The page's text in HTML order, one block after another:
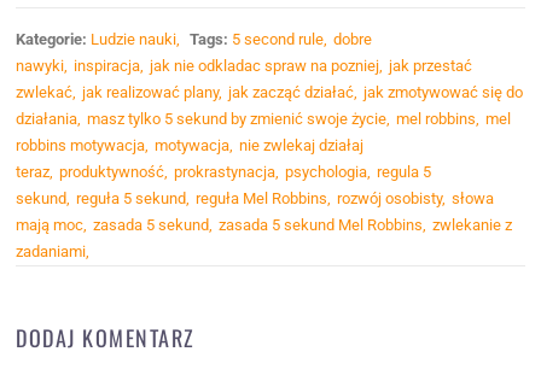
Kategorie: Ludzie nauki Tags: 5 second rule dobre
nawyki inspiracja jak nie odkladac spraw na pozniej jak przestać
zwlekać jak realizować plany jak zacząć działać jak zmotywować się do
działania masz tylko 5 sekund by zmienić swoje życie mel robbins
mel
robbins motywacja motywacja nie zwlekaj działaj
teraz produktywność prokrastynacja psychologia regula 5
sekund reguła 5 sekund reguła Mel Robbins rozwój osobisty słowa
mają moc zasada 5 sekund zasada 5 sekund Mel Robbins
zwlekanie z
zadaniami
DODAJ KOMENTARZ